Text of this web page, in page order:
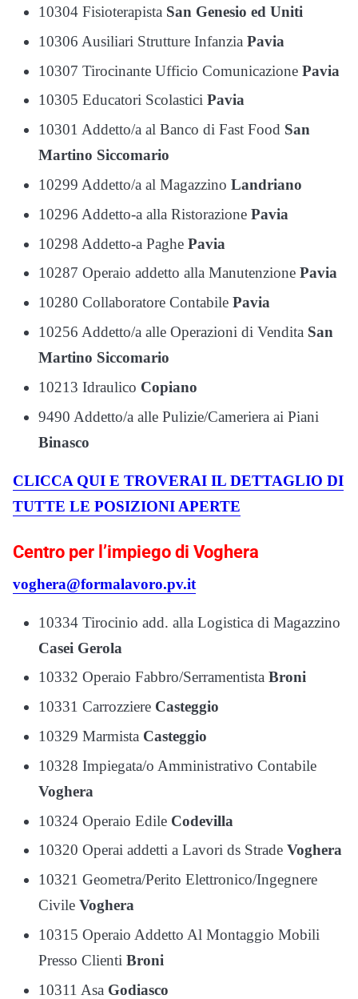
10304 Fisioterapista San Genesio ed Uniti
10306 Ausiliari Strutture Infanzia Pavia
10307 Tirocinante Ufficio Comunicazione Pavia
10305 Educatori Scolastici Pavia
10301 Addetto/a al Banco di Fast Food San
Martino Siccomario
10299 Addetto/a al Magazzino Landriano
10296 Addetto-a alla Ristorazione Pavia
10298 Addetto-a Paghe Pavia
10287 Operaio addetto alla Manutenzione Pavia
10280 Collaboratore Contabile Pavia
10256 Addetto/a alle Operazioni di Vendita San
Martino Siccomario
10213 Idraulico Copiano
9490 Addetto/a alle Pulizie/Cameriera ai Piani
Binasco
CLICCA QUI E TROVERAI IL DETTAGLIO DI
TUTTE LE POSIZIONI APERTE
Centro per l’impiego di Voghera
voghera@formalavoro.pv.it
10334 Tirocinio add. alla Logistica di Magazzino
Casei Gerola
10332 Operaio Fabbro/Serramentista Broni
10331 Carrozziere Casteggio
10329 Marmista Casteggio
10328 Impiegata/o Amministrativo Contabile
Voghera
10324 Operaio Edile Codevilla
10320 Operai addetti a Lavori ds Strade Voghera
10321 Geometra/Perito Elettronico/Ingegnere
Civile Voghera
10315 Operaio Addetto Al Montaggio Mobili
Presso Clienti Broni
10311 Asa Godiasco